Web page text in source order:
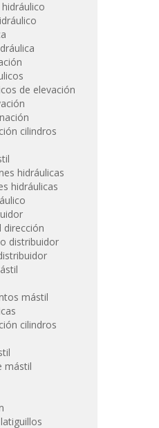
de elevación
cilindros
hidráulicas
hidráulicas
dirección
distribuidor
mástil
cilindros
mástil